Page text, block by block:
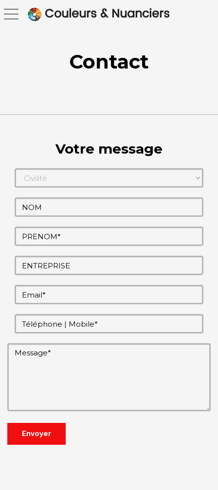
Couleurs & Nuanciers
toggle navigation
Contact
Votre message
Envoyer